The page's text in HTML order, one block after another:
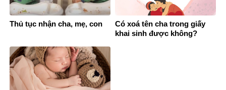
Thủ tục nhận cha, mẹ, con
Có xoá tên cha trong giấy
khai sinh được không?